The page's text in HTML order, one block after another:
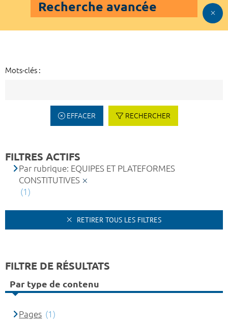
Recherche avancée
Mots-clés :
EFFACER RECHERCHER
FILTRES ACTIFS
Par rubrique: EQUIPES ET PLATEFORMES
CONSTITUTIVES
(1)
RETIRER TOUS LES FILTRES
FILTRE DE RÉSULTATS
Par type de contenu
Pages (1)